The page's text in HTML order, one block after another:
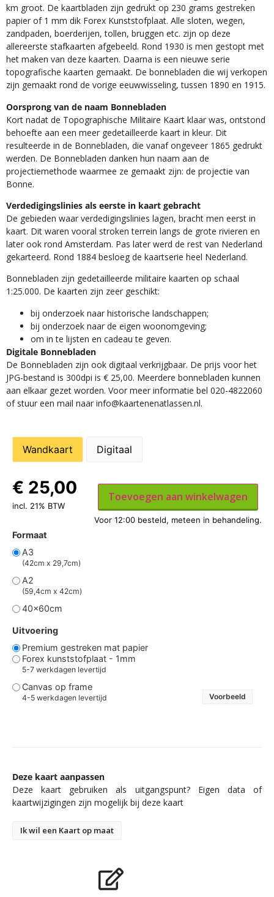
km groot. De kaartbladen zijn gedrukt op 230 grams gestreken
papier of 1 mm dik Forex Kunststofplaat. Alle sloten, wegen,
zandpaden, boerderijen, tollen, bruggen etc. zijn op deze
allereerste stafkaarten afgebeeld. Rond 1930 is men gestopt met
het maken van deze kaarten. Daarna is een nieuwe serie
topografische kaarten gemaakt. De bonnebladen die wij verkopen
zijn gemaakt rond de vorige eeuwwisseling, tussen 1890 en 1915.
Oorsprong van de naam Bonnebladen
Kort nadat de Topographische Militaire Kaart klaar was, ontstond
behoefte aan een meer gedetailleerde kaart in kleur. Dit
resulteerde in de Bonnebladen, die vanaf ongeveer 1865 gedrukt
werden. De Bonnebladen danken hun naam aan de
projectiemethode waarmee ze gemaakt zijn: de projectie van
Bonne.
Verdedigingslinies als eerste in kaart gebracht
De gebieden waar verdedigingslinies lagen, bracht men eerst in
kaart. Dit waren vooral stroken terrein langs de grote rivieren en
later ook rond Amsterdam. Pas later werd de rest van Nederland
gekarteerd. Rond 1884 besloeg de kaartserie heel Nederland.
Bonnebladen zijn gedetailleerde militaire kaarten op schaal
1:25.000. De kaarten zijn zeer geschikt:​
​bij onderzoek naar historische landschappen;
bij onderzoek naar de eigen woonomgeving;
om in te lijsten en cadeau te geven.
Digitale Bonnebladen
De Bonnebladen zijn ook digitaal verkrijgbaar. De prijs voor het
JPG-bestand is 300dpi is € 25,00. Meerdere bonnebladen kunnen
aan elkaar gezet worden. Voor meer informatie bel 020-4822060
of stuur een mail naar info@kaartenenatlassen.nl.
Wandkaart Digitaal
Formaat
A3
(42cm x 29,7cm)
A2
(59,4cm x 42cm)
40x60cm
Uitvoering
Premium gestreken mat papier
Forex kunststofplaat - 1mm
5-7 werkdagen levertijd
Canvas op frame
4-5 werkdagen levertijd Voorbeeld
€ 25,00
incl. 21% BTW
Toevoegen aan winkelwagen
Deze kaart aanpassen
Deze kaart gebruiken als uitgangspunt? Eigen data of
kaartwijzigingen zijn mogelijk bij deze kaart
Ik wil een Kaart op maat